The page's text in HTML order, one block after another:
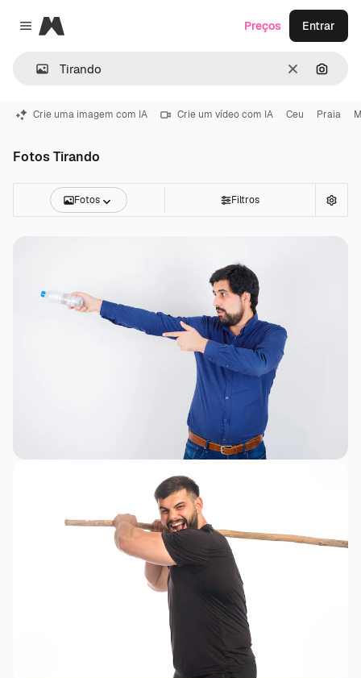
Close menu
Magnific
Limpar
Preços Entrar
Crie uma imagem com IA Crie um vídeo com IA Ceu Praia
Fotos Tirando
Fotos Filtros